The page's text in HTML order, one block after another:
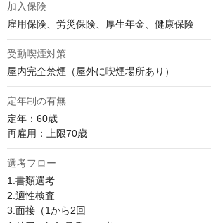
加入保険
雇用保険、労災保険、厚生年金、健康保険
受動喫煙対策
屋内完全禁煙（屋外に喫煙場所あり）
定年制の有無
定年：60歳
再雇用：上限70歳
選考フロー
1.書類選考
2.適性検査
3.面接（1から2回